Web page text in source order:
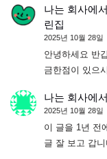
나는 회사에
린집
2025년 10월 28일
안녕하세요 반
금한점이 있으
나는 회사에
2025년 10월 28일
이 글을 1년 전
글 잘 보고 갑니